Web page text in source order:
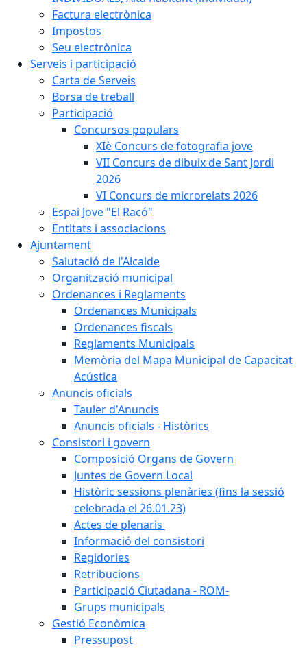
Factura electrònica
Impostos
Seu electrònica
Serveis i participació
Carta de Serveis
Borsa de treball
Participació
Concursos populars
XIè Concurs de fotografia jove
VII Concurs de dibuix de Sant Jordi
2026
VI Concurs de microrelats 2026
Espai Jove "El Racó"
Entitats i associacions
Ajuntament
Salutació de l'Alcalde
Organització municipal
Ordenances i Reglaments
Ordenances Municipals
Ordenances fiscals
Reglaments Municipals
Memòria del Mapa Municipal de Capacitat
Acústica
Anuncis oficials
Tauler d'Anuncis
Anuncis oficials - Històrics
Consistori i govern
Composició Organs de Govern
Juntes de Govern Local
Històric sessions plenàries (fins la sessió
celebrada el 26.01.23)
Actes de plenaris
Informació del consistori
Regidories
Retribucions
Participació Ciutadana - ROM-
Grups municipals
Gestió Econòmica
Pressupost